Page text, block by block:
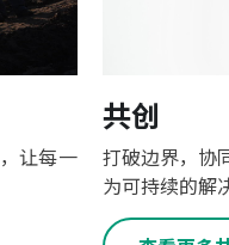
让每一
共创
打破边界，协
为可持续的解